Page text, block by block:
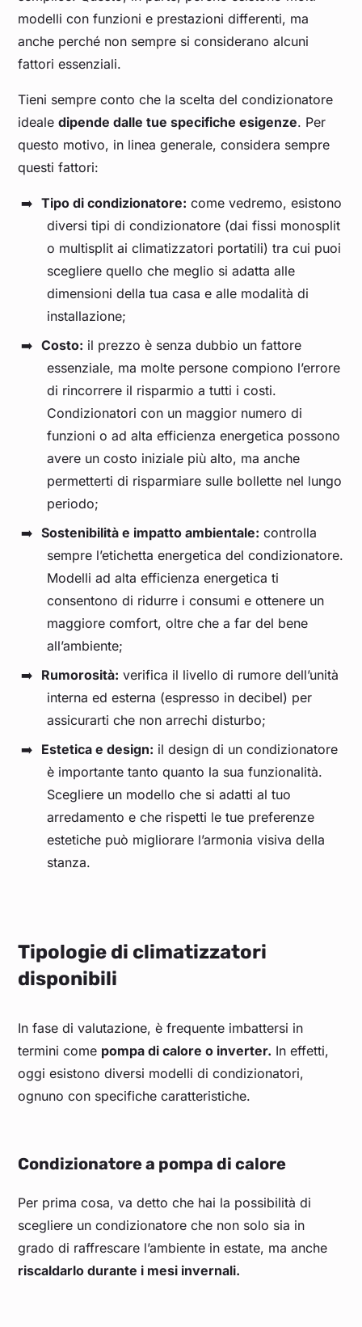
modelli con funzioni e prestazioni differenti, ma
anche perché non sempre si considerano alcuni
fattori essenziali.
Tieni sempre conto che la scelta del condizionatore
idealedipende dalle tue specifiche esigenze. Per
questo motivo, in linea generale, considera sempre
questi fattori:
Tipo di condizionatore: come vedremo, esistono
diversi tipi di condizionatore (dai fissi monosplit
o multisplit ai climatizzatori portatili) tra cui puoi
scegliere quello che meglio si adatta alle
dimensioni della tua casa e alle modalità di
installazione;
Costo: il prezzo è senza dubbio un fattore
essenziale, ma molte persone compiono l’errore
di rincorrere il risparmio a tutti i costi.
Condizionatori con un maggior numero di
funzioni o ad alta efficienza energetica possono
avere un costo iniziale più alto, ma anche
permetterti di risparmiare sulle bollette nel lungo
periodo;
Sostenibilità e impatto ambientale: controlla
sempre l’etichetta energetica del condizionatore.
Modelli ad alta efficienza energetica ti
consentono di ridurre i consumi e ottenere un
maggiore comfort, oltre che a far del bene
all’ambiente;
Rumorosità: verifica il livello di rumore dell’unità
interna ed esterna (espresso in decibel) per
assicurarti che non arrechi disturbo;
Estetica e design: il design di un condizionatore
è importante tanto quanto la sua funzionalità.
Scegliere un modello che si adatti al tuo
arredamento e che rispetti le tue preferenze
estetiche può migliorare l’armonia visiva della
stanza.
Tipologie di climatizzatori
disponibili
In fase di valutazione, è frequente imbattersi in
termini come pompa di calore o inverter. In effetti,
oggi esistono diversi modelli di condizionatori,
ognuno con specifiche caratteristiche.
Condizionatore a pompa di calore
Per prima cosa, va detto che hai la possibilità di
scegliere un condizionatore che non solo sia in
grado di raffrescare l’ambiente in estate, ma anche
riscaldarlo durante i mesi invernali.